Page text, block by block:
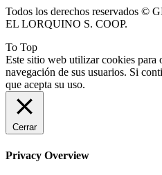
Todos los derechos reservados
EL LORQUINO S. COOP.
To Top
Este sitio web utilizar cookies para
navegación de sus usuarios. Si
que acepta su uso.
Cerrar
Privacy Overview